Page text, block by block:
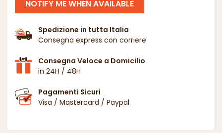
NOTIFY ME WHEN AVAILABLE
Spedizione in tutta Italia
Consegna express con corriere
Consegna Veloce a Domicilio
in 24H / 48H
Pagamenti Sicuri
Visa / Mastercard / Paypal